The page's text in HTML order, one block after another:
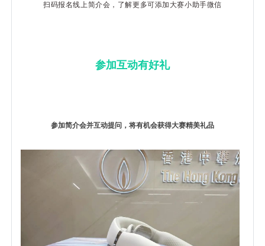
扫码报名线上简介会，了解更多可添加大赛小助手微信
参加互动有好礼
参加简介会并互动提问，将有机会获得大赛精美礼品